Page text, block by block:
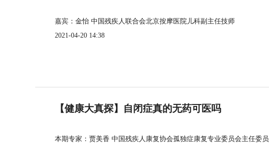
嘉宾：金怡 中国残疾人联合会北京按摩医院儿科副主任技师
2021-04-20 14:38
【健康大真探】自闭症真的无药可医吗
本期专家：贾美香 中国残疾人康复协会孤独症康复专业委员会主任委员